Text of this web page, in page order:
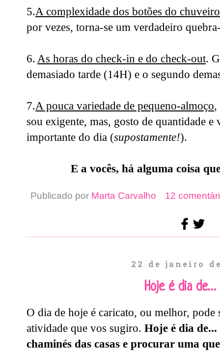
5.A complexidade dos botões do chuveiro
por vezes, torna-se um verdadeiro
6. As horas do check-in e do check-out.
demasiado tarde (14H) e o segundo
7.A pouca variedade de pequeno-almoço,
sou exigente, mas, gosto de quantidade e
importante do dia (supostamente!).
E a vocês, há alguma coisa
Publicado por Marta Carvalho 12
22 de janeiro
Hoje é dia
O dia de hoje é caricato, ou melhor, pode
atividade que vos sugiro. Hoje é dia
chaminés das casas e procurar uma